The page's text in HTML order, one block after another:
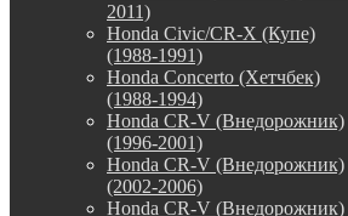
2011)
Honda Civic/CR-X (Купе)
(1988-1991)
Honda Concerto (Хетчбек)
(1988-1994)
Honda CR-V (Внедорожник)
(1996-2001)
Honda CR-V (Внедорожник)
(2002-2006)
Honda CR-V (Внедорожник)